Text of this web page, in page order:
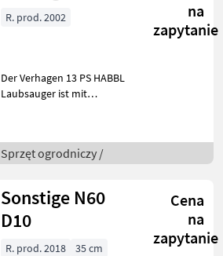
na
zapytanie
R. prod. 2002
Der Verhagen 13 PS HABBL
Laubsauger ist mit
Auffangbehälter mit
Unterentleerung
Seitenbürsten kehren
Sprzęt ogrodniczy /
Sonstige N60
D10
Cena
na
zapytanie
R. prod. 2018 35 cm